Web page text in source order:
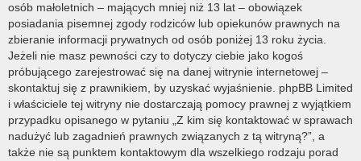
osób małoletnich – mających mniej niż 13 lat – obowiązek
posiadania pisemnej zgody rodziców lub opiekunów prawnych na
zbieranie informacji prywatnych od osób poniżej 13 roku życia.
Jeżeli nie masz pewności czy to dotyczy ciebie jako kogoś
próbującego zarejestrować się na danej witrynie internetowej –
skontaktuj się z prawnikiem, by uzyskać wyjaśnienie. phpBB Limited
i właściciele tej witryny nie dostarczają pomocy prawnej z wyjątkiem
przypadku opisanego w pytaniu „Z kim się kontaktować w sprawach
nadużyć lub zagadnień prawnych związanych z tą witryną?”, a
także nie są punktem kontaktowym dla wszelkiego rodzaju porad